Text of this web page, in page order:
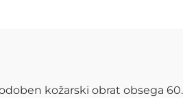
kožarski obrat obsega